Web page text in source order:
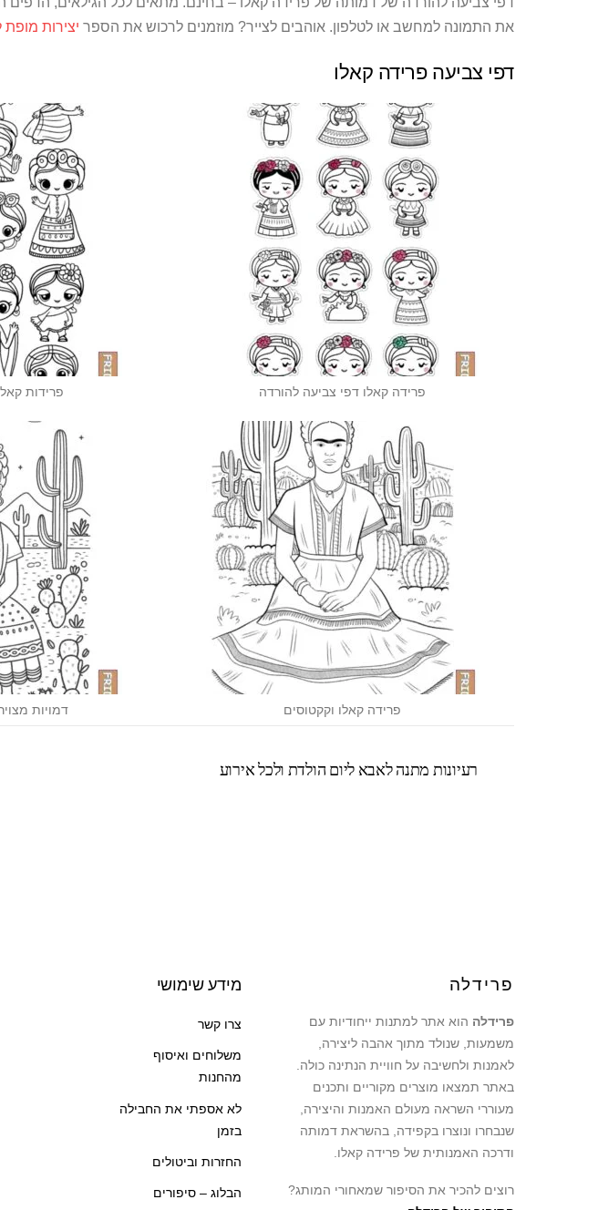
את התמונה למחשב או לטלפון. אוהבים לצייר? מוזמנים לרכוש את הספר יצירות מופת
דפי צביעה פרידה קאלו
פרידה קאלו דפי צביעה להורדה פרידות
פרידה קאלו וקקטוסים דמויות
רעיונות מתנה לאבא ליום הולדת ולכל אירוע
פרידלה
פרידלה הוא אתר למתנות ייחודיות עם
משמעות, שנולד מתוך אהבה ליצירה,
לאמנות ולחשיבה על חוויית הנתינה כולה.
באתר תמצאו מוצרים מקוריים ותכנים
מעוררי השראה מעולם האמנות והיצירה,
שנבחרו ונוצרו בקפידה, בהשראת דמותה
ודרכה האמנותית של פרידה קאלו.
רוצים להכיר את הסיפור שמאחורי המותג?
מידע שימושי
צרו קשר
משלוחים ואיסוף
מהחנות
לא אספתי את החבילה
בזמן
החזרות וביטולים
הבלוג – סיפורים